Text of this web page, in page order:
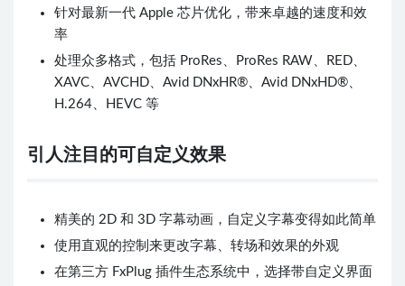
针对最新一代 Apple 芯片优化，带来卓越的速度和效
率
处理众多格式，包括 ProRes、ProRes RAW、RED、
XAVC、AVCHD、Avid DNxHR®、Avid DNxHD®、
H.264、HEVC 等
引人注目的可自定义效果
精美的 2D 和 3D 字幕动画，自定义字幕变得如此简单
使用直观的控制来更改字幕、转场和效果的外观
在第三方 FxPlug 插件生态系统中，选择带自定义界面